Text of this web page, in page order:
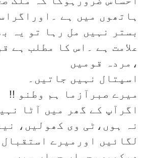
ہاتھوں میں ہے
بستر نہیں مل رہا تو یہ
علامت ہے ۔اس کا مطلب ہے
،مردہ قومیں
اسپتال نہیں جاتیں۔
میرے صبرآزما ہم وطنو !!
اگرآپ کے گھر میں آٹا
نہ ہوں،ٹی وی کھولیں،
لگائیں اورمیرے